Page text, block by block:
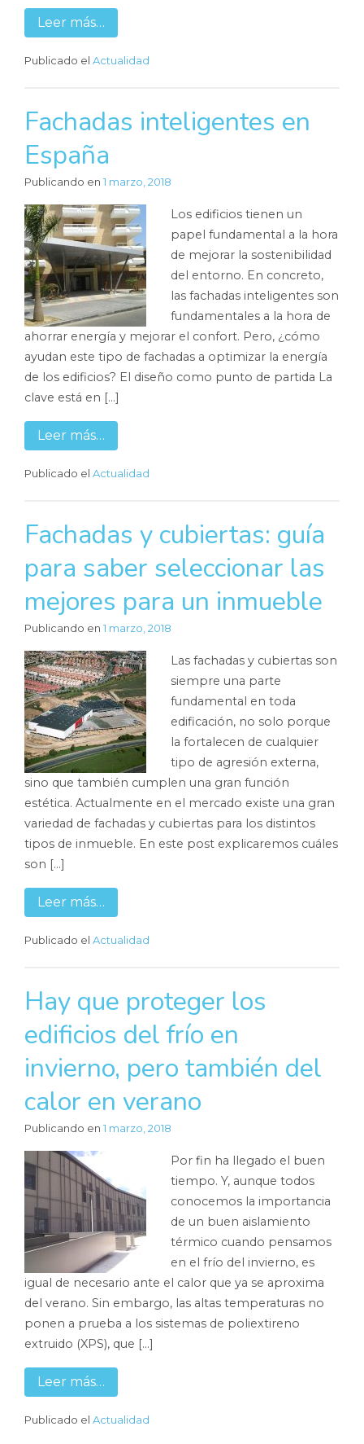
Leer más…
Publicado el Actualidad
Fachadas inteligentes en
España
Publicando en 1 marzo, 2018
Los edificios tienen un
papel fundamental a la hora
de mejorar la sostenibilidad
del entorno. En concreto,
las fachadas inteligentes son
fundamentales a la hora de
ahorrar energía y mejorar el confort. Pero, ¿cómo
ayudan este tipo de fachadas a optimizar la energía
de los edificios? El diseño como punto de partida La
clave está en […]
Leer más…
Publicado el Actualidad
Fachadas y cubiertas: guía
para saber seleccionar las
mejores para un inmueble
Publicando en 1 marzo, 2018
Las fachadas y cubiertas son
siempre una parte
fundamental en toda
edificación, no solo porque
la fortalecen de cualquier
tipo de agresión externa,
sino que también cumplen una gran función
estética. Actualmente en el mercado existe una gran
variedad de fachadas y cubiertas para los distintos
tipos de inmueble. En este post explicaremos cuáles
son […]
Leer más…
Publicado el Actualidad
Hay que proteger los
edificios del frío en
invierno, pero también del
calor en verano
Publicando en 1 marzo, 2018
Por fin ha llegado el buen
tiempo. Y, aunque todos
conocemos la importancia
de un buen aislamiento
térmico cuando pensamos
en el frío del invierno, es
igual de necesario ante el calor que ya se aproxima
del verano. Sin embargo, las altas temperaturas no
ponen a prueba a los sistemas de poliextireno
extruido (XPS), que […]
Leer más…
Publicado el Actualidad